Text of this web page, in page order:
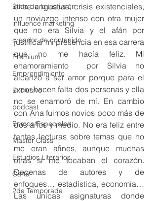
Ética de la inclusión
influence marketing
creador de contenido
Premium
Emprendimiento
Exclusivo
podcast
Somos Especiales
Master Class
Estudios Literarios
Carta
2da Temporada
entre angustias, crisis existenciales,
un noviazgo intenso con otra mujer
que no era Silvia y el afán por
justificar mi presencia en esa carrera
que no me hacía feliz. Mi
enamoramiento  por Silvia no
alcanzó a ser amor porque para el
amor hacen falta dos personas y ella
no se enamoró de mí. En cambio
con Ana fuimos novios poco más de
dos años y medio. No era feliz entre
tantas lecturas sobre temas que no
me eran afines, aunque muchas
otras sí me tocaban el corazón.
Decenas de autores y de
enfoques… estadística, economía…
Las únicas asignaturas donde